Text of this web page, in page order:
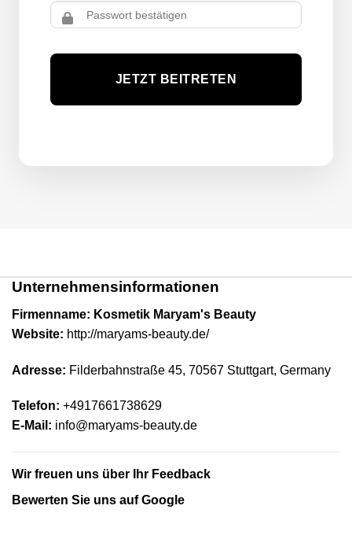
JETZT BEITRETEN
Unternehmensinformationen
Firmenname: Kosmetik Maryam's Beauty
Website: http://maryams-beauty.de/
Adresse: Filderbahnstraße 45, 70567 Stuttgart, Germany
Telefon: +4917661738629
E-Mail: info@maryams-beauty.de
Wir freuen uns über Ihr Feedback
Bewerten Sie uns auf Google